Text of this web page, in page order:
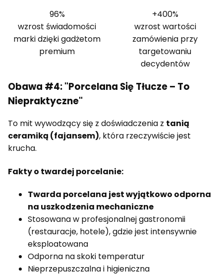
96%
wzrost świadomości
marki dzięki gadżetom
premium
+400%
wzrost wartości
zamówienia przy
targetowaniu
decydentów
Obawa #4: "Porcelana Się Tłucze – To
Niepraktyczne"
To mit wywodzący się z doświadczenia z tanią
ceramiką (fajansem), która rzeczywiście jest
krucha.
Fakty o twardej porcelanie:
Twarda porcelana jest wyjątkowo odporna
na uszkodzenia mechaniczne
Stosowana w profesjonalnej gastronomii
(restauracje, hotele), gdzie jest intensywnie
eksploatowana
Odporna na skoki temperatur
Nieprzepuszczalna i higieniczna